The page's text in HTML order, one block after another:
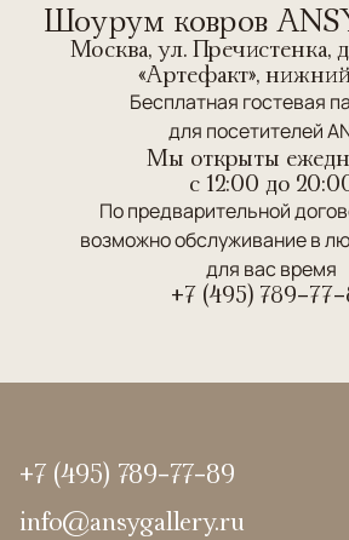
Шоурум ковров
Москва, ул. Пречистенка,
«Артефакт»,
Бесплатная гостевая
для посетителей
Мы открыты
c 12:00 до
По предварительной
возможно обслуживание в
для вас время
+7 (495) 789-
+7 (495) 789-77-89
info@ansygallery.ru